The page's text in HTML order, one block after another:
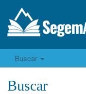
Buscar
Buscar